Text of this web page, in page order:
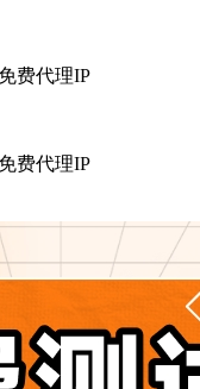
费代理IP
费代理IP